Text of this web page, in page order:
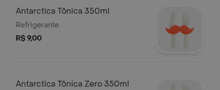
Antarctica Tônica 350ml
Refrigerante.
R$ 9,00
Antarctica Tônica Zero 350ml